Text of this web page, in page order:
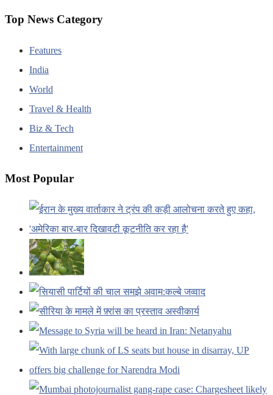
Top News Category
Features
India
World
Travel & Health
Biz & Tech
Entertainment
Most Popular